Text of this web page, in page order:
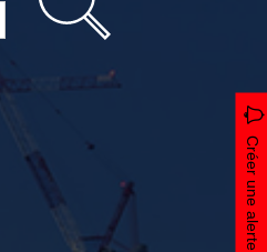
Créer une alerte